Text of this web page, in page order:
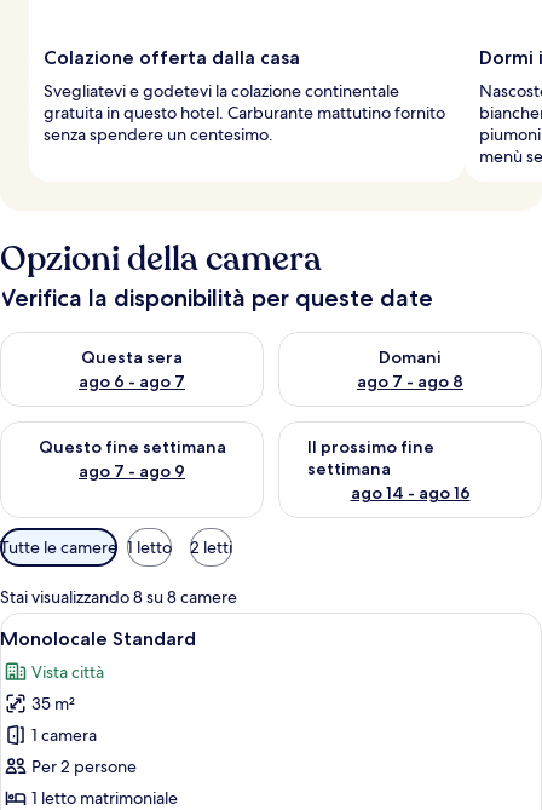
Colazione offerta dalla casa
Svegliatevi e godetevi la colazione continentale
gratuita in questo hotel. Carburante mattutino fornito
senza spendere un centesimo.
Dormi
menù
Opzioni della camera
Verifica la disponibilità per queste date
Questa sera
ago 6 - ago 7
Verifica la disponibilità per questa sera, ago 6 - ago 7
Domani
ago 7 - ago 8
Verifica la disponibilità per
Questo fine settimana
ago 7 - ago 9
Verifica la disponibilità per questo fine settimana, ago 7 - ago
Il prossimo fine
settimana
ago 14 - ago 16
Verifica la disponibilità per il
Filtri
disponibili
per
le
camere
Tutte le camere 1 letto 2 letti
Stai visualizzando 8 su 8 camere
Apri
tutte
le
foto
per
Monolocale
Standard
Un letto con testiera, una lampada
7
Monolocale Standard
Vista città
35 m²
1 camera
Per 2 persone
1 letto matrimoniale